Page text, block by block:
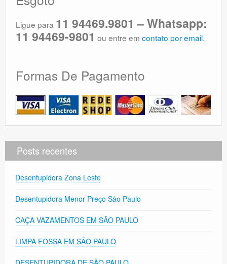
Ligue para 11 94469.9801 – Whatsapp:
11 94469-9801 ou entre em contato por email.
Formas De Pagamento
Posts recentes
Desentupidora Zona Leste
Desentupidora Menor Preço São Paulo
CAÇA VAZAMENTOS EM SÃO PAULO
LIMPA FOSSA EM SÃO PAULO